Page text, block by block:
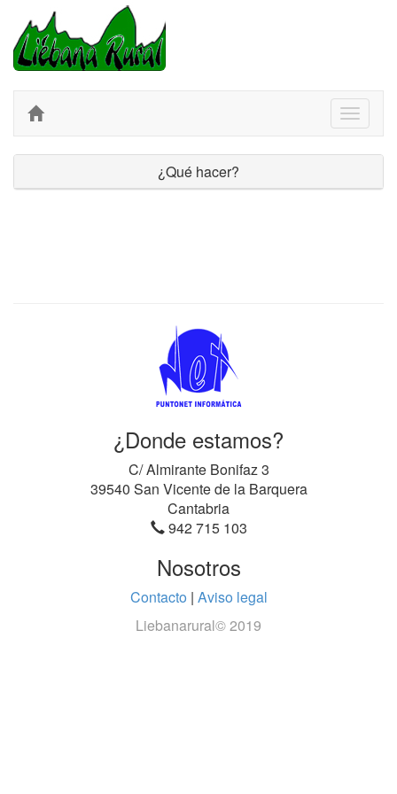
Menú
¿Qué hacer?
¿Donde estamos?
C/ Almirante Bonifaz 3
39540 San Vicente de la Barquera
Cantabria
942 715 103
Nosotros
Contacto | Aviso legal
Liebanarural© 2019